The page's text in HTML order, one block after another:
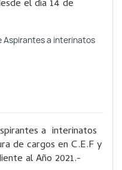
el día 14 de
Aspirantes a interinatos
a interinatos
de cargos en C.E.F y
al Año 2021.-